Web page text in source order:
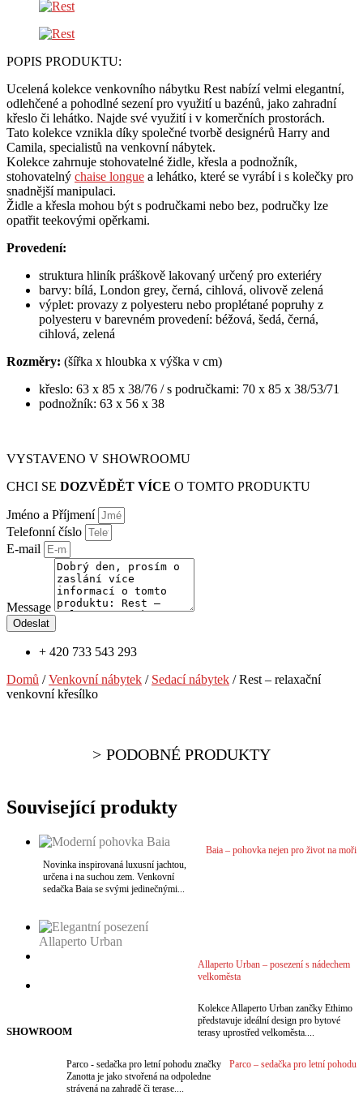
POPIS PRODUKTU:
Ucelená kolekce venkovního nábytku Rest nabízí velmi elegantní,
odlehčené a pohodlné sezení pro využití u bazénů, jako zahradní
křeslo či lehátko. Najde své využití i v komerčních prostorách.
Tato kolekce vznikla díky společné tvorbě designérů Harry and
Camila, specialistů na venkovní nábytek.
Kolekce zahrnuje stohovatelné židle, křesla a podnožník,
stohovatelný chaise longue a lehátko, které se vyrábí i s kolečky pro
snadnější manipulaci.
Židle a křesla mohou být s područkami nebo bez, područky lze
opatřit teekovými opěrkami.
Provedení:
struktura hliník práškově lakovaný určený pro exteriéry
barvy: bílá, London grey, černá, cihlová, olivově zelená
výplet: provazy z polyesteru nebo proplétané popruhy z
polyesteru v barevném provedení: béžová, šedá, černá,
cihlová, zelená
Rozměry: (šířka x hloubka x výška v cm)
křeslo: 63 x 85 x 38/76 / s područkami: 70 x 85 x 38/53/71
podnožník: 63 x 56 x 38
VYSTAVENO V SHOWROOMU
CHCI SE DOZVĚDĚT VÍCE O TOMTO PRODUKTU
Jméno a Příjmení
Telefonní číslo
E-mail
Message
Odeslat
+ 420 733 543 293
Domů /Venkovní nábytek / Sedací nábytek / Rest – relaxační
venkovní křesílko
PODOBNÉ PRODUKTY
Související produkty
Baia – pohovka nejen pro život na moři
Novinka inspirovaná luxusní jachtou,
určena i na suchou zem. Venkovní
sedačka Baia se svými jedinečnými...
Allaperto Urban – posezení s nádechem
velkoměsta
Kolekce Allaperto Urban zančky Ethimo
představuje ideální design pro bytové
terasy uprostřed velkoměsta....
Parco – sedačka pro letní pohodu
Parco - sedačka pro letní pohodu značky
Zanotta je jako stvořená na odpoledne
strávená na zahradě či terase....
SHOWROOM